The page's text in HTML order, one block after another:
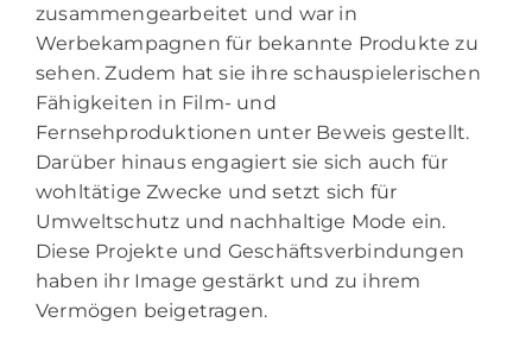
zusammengearbeitet und war in
Werbekampagnen für bekannte Produkte zu
sehen. Zudem hat sie ihre schauspielerischen
Fähigkeiten in Film- und
Fernsehproduktionen unter Beweis gestellt.
Darüber hinaus engagiert sie sich auch für
wohltätige Zwecke und setzt sich für
Umweltschutz und nachhaltige Mode ein.
Diese Projekte und Geschäftsverbindungen
haben ihr Image gestärkt und zu ihrem
Vermögen beigetragen.